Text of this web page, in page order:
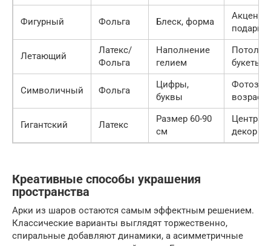
Фигурный Фольга Блеск, форма
Акценты,
подарки
Летающий
Латекс/
Фольга
Наполнение
гелием
Потолок,
букеты
Символичный Фольга
Цифры,
буквы
возраст
Гигантский Латекс
Размер 60-90
см
декор
Креативные способы украшения
пространства
Арки из шаров остаются самым эффектным решением.
Классические варианты выглядят торжественно,
спиральные добавляют динамики, а асимметричные